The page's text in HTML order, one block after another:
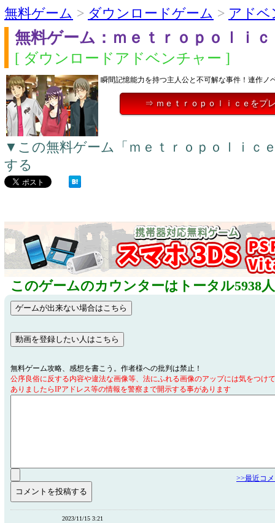
無料ゲーム > ダウンロードゲーム > アドベ
無料ゲーム：ｍｅｔｒｏｐｏｌｉｃ
[ ダウンロードアドベンチャー ]
瞬間記憶能力を持つ主人公と不可解な事件！連作ノ
⇒ ｍｅｔｒｏｐｏｌｉｃｅをプ
▼この無料ゲーム「ｍｅｔｒｏｐｏｌｉｃ
する
このゲームのカウンターはトータル5938
無料ゲーム攻略、感想を書こう。作者様への批判は禁止！
公序良俗に反する内容や違法な画像等、法にふれる画像のアップには気をつけ
ありましたらIPアドレス等の情報を警察まで開示する事があります
>>最近コ
2023/11/15 3:21